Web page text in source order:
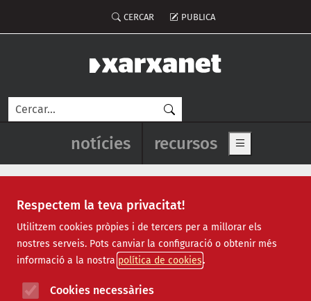
Respectem la teva privacitat!
Utilitzem cookies pròpies i de tercers per a millorar els
nostres serveis. Pots canviar la configuració o obtenir més
informació a la nostra política de cookies
Cookies necessàries
Menú del compte d'usuari
CERCAR PUBLICA
Cerca
Navegació principal de
notícies recursos Show main
Notícies
Totes | Ambiental | Comunitari | Cultural | Social
|
Internacional | Projectes | Jurídic | Tecnològic
Formació